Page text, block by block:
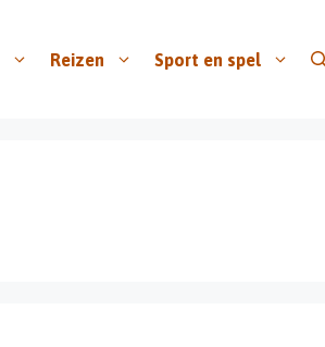
Reizen Sport en spel